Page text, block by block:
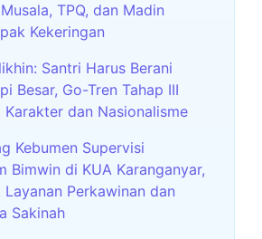
TPQ, dan Madin
Kekeringan
Santri Harus Berani
Besar, Go-Tren Tahap III
Karakter dan Nasionalisme
Kebumen Supervisi
Bimwin di KUA Karanganyar,
Layanan Perkawinan dan
Sakinah